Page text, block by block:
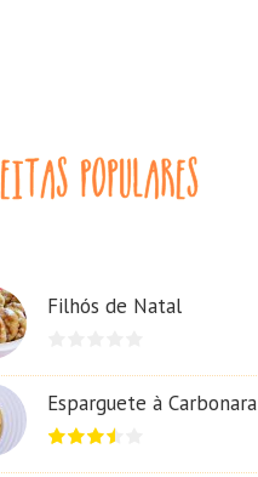
Filhós de Natal
Esparguete à Carbonara